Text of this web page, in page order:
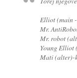
Elliot (main
Mr.
Mr. robot
Young Elliot
Mati (alter)-